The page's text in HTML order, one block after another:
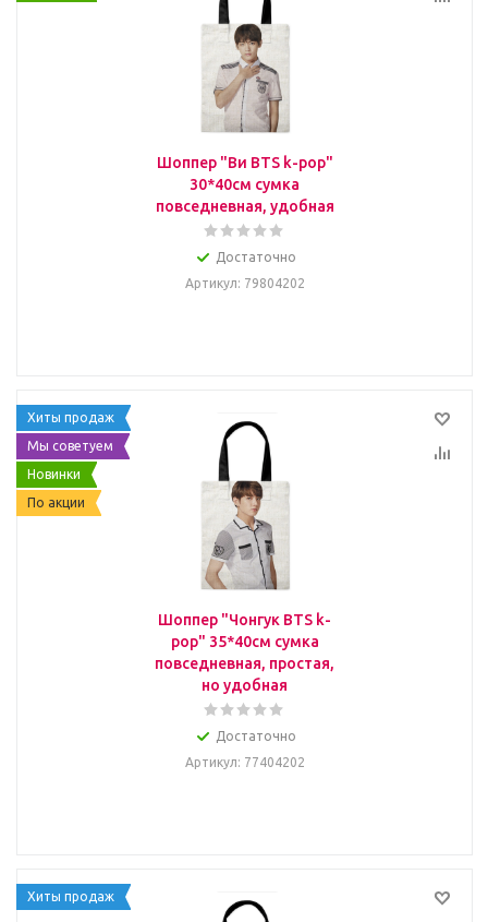
Шоппер "Ви BTS k-pop"
30*40см сумка
повседневная, удобная
Достаточно
Артикул: 79804202
Хиты продаж
Мы советуем
Новинки
По акции
Шоппер "Чонгук BTS k-
pop" 35*40см сумка
повседневная, простая,
но удобная
Достаточно
Артикул: 77404202
Хиты продаж